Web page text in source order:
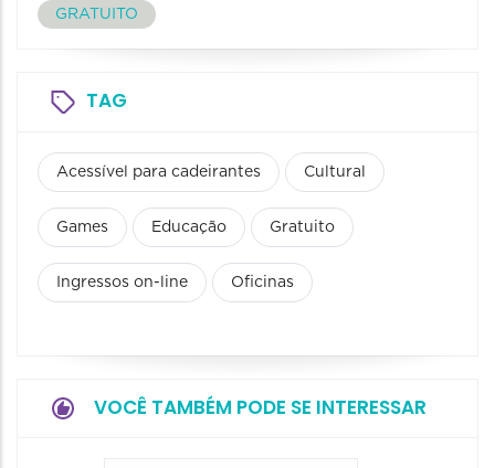
GRATUITO
TAG
Acessível para cadeirantes Cultural
Games Educação Gratuito
Ingressos on-line Oficinas
VOCÊ TAMBÉM PODE SE INTERESSAR